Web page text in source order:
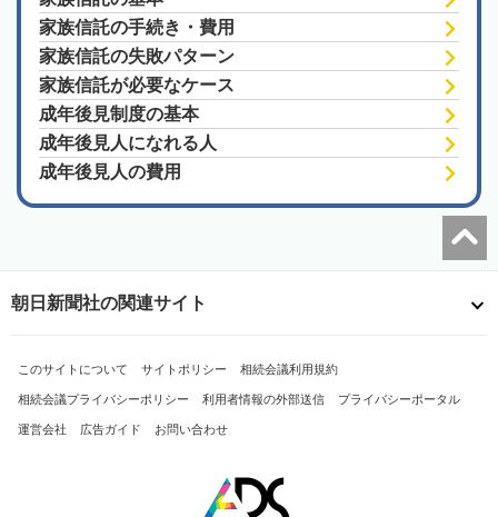
家族信託の手続き・費用
家族信託の失敗パターン
家族信託が必要なケース
成年後見制度の基本
成年後見人になれる人
成年後見人の費用
朝日新聞社の関連サイト
このサイトについて サイトポリシー 相続会議利用規約
相続会議プライバシーポリシー 利用者情報の外部送信 プライバシーポータル
運営会社 広告ガイド お問い合わせ